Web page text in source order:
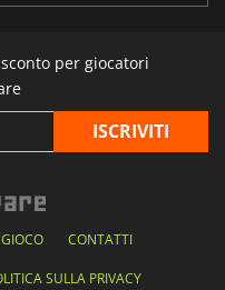
per giocatori
CONTATTI
SULLA PRIVACY